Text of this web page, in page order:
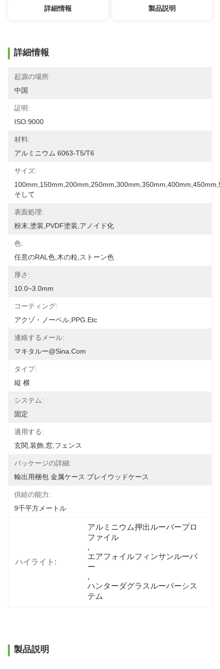
詳細情報 製品説明
詳細情報
起源の場所:
中国
証明:
ISO:9000
材料:
アルミニウム 6063-T5/T6
サイズ:
そして
表面処理:
粉末,塗装,PVDF塗装,アノイド化
色:
任意のRAL色,木の粒,ストーン色
厚さ:
10.0~3.0mm
コーティング:
アクゾ・ノーベル,PPG.etc
連絡するメール:
マキタルー@sina.com
タイプ:
縦 横
システム:
固定
適用する:
玄関,装飾,窓,フェンス
パッケージの詳細:
輸出用梱包 金属ケース プレイウッドケース
供給の能力:
9千平方メートル
ハイライト:
アルミニウム押出ルーバープロ
ファイル
,
エアフォイルフィンサンルーバ
ー
,
ハンターダグラスルーバーシス
テム
製品説明